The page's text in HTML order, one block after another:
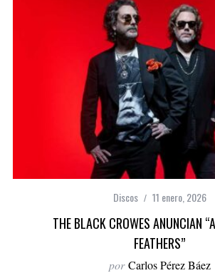
Discos 11 enero, 2026
THE BLACK CROWES ANUNCIAN
FEATHERS”
por Carlos Pérez Báez